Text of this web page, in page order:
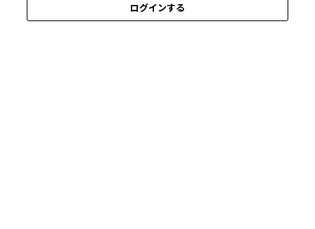
ログインする